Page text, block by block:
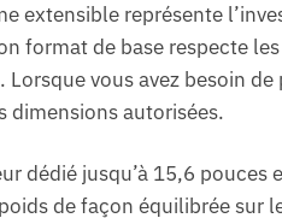
extensible représente
format de base respecte
vous avez besoin
dimensions autorisées.
dédié jusqu’à 15,6
de façon équilibrée sur